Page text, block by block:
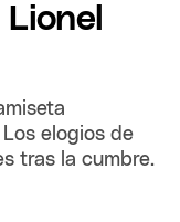
elogios de
tras la cumbre.